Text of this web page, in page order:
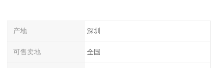
产地 深圳
可售卖地 全国